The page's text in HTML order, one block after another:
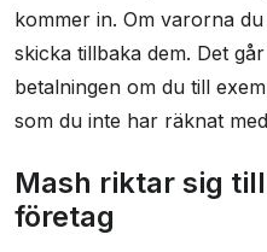
kommer in. Om varorna
skicka tillbaka dem. Det
betalningen om du till
som du inte har räknat
Mash riktar sig
företag